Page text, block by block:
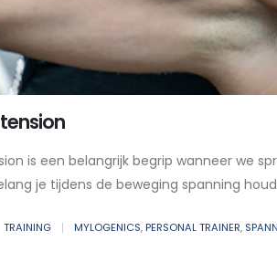
is een belangrijk begrip wanneer we
je tijdens de beweging spanning
TRAINING MYLOGENICS,PERSONAL TRAINER,